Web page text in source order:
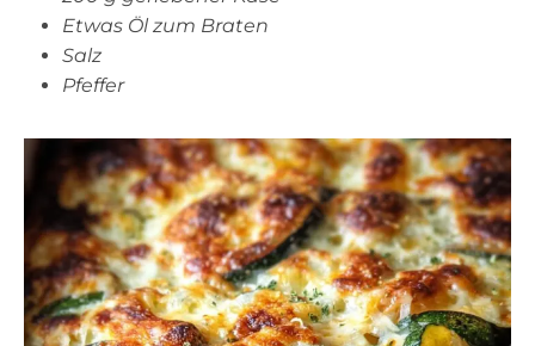
Etwas Öl zum Braten
Salz
Pfeffer